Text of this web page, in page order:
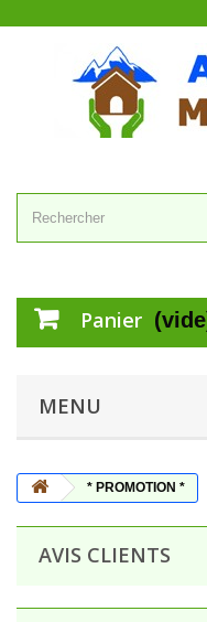
Panier
MENU
* PROMOTION *
AVIS CLIENTS